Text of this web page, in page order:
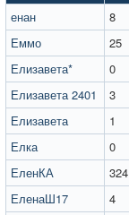
енан
8
Еммо
25
Елизавета*
0
Елизавета 2401
3
Елизавета
1
Елка
0
ЕленКА
324
ЕленаШ17
4